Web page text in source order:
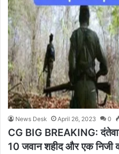
News Desk April 26, 2023 0
CG BIG BREAKING:
10 जवान शहीद और एक निजी